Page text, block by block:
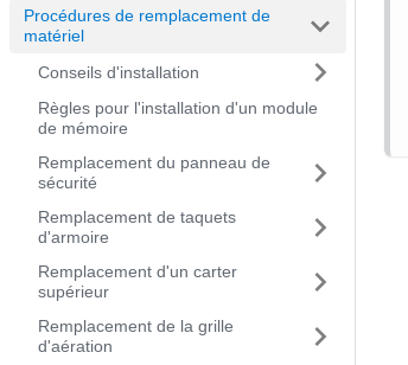
Procédures de remplacement de
matériel
Conseils d'installation
Règles pour l'installation d'un module
de mémoire
Remplacement du panneau de
sécurité
Remplacement de taquets
d'armoire
Remplacement d'un carter
supérieur
Remplacement de la grille
d'aération